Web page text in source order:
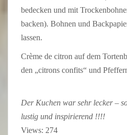
bedecken und mit
backen). Bohnen und
lassen.
Crème de citron auf dem
den „citrons confits“ und
Der Kuchen war sehr lecker –
lustig und inspirierend !!!!
Views: 274